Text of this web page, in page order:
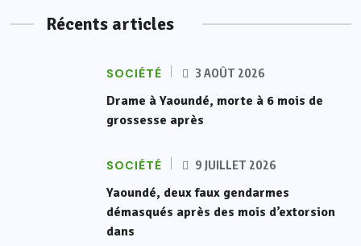
Récents articles
SOCIÉTÉ 3 AOÛT 2026
Drame à Yaoundé, morte à 6 mois de
grossesse après
SOCIÉTÉ 9 JUILLET 2026
Yaoundé, deux faux gendarmes
démasqués après des mois d’extorsion
dans